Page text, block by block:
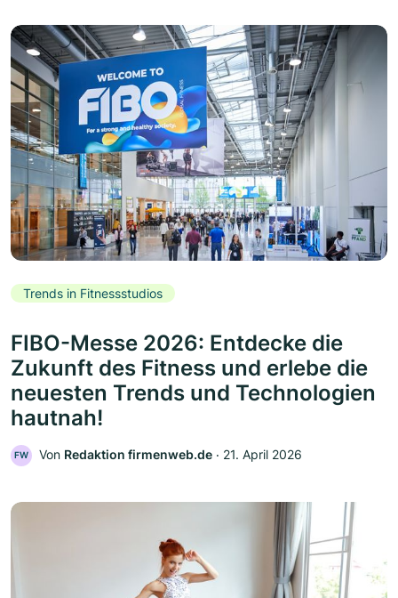
Trends in Fitnessstudios
FIBO-Messe 2026: Entdecke die
Zukunft des Fitness und erlebe die
neuesten Trends und Technologien
hautnah!
FW Von Redaktion firmenweb.de ‧ 21. April 2026